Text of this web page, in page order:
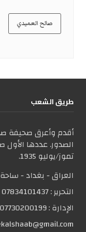
صالح العميدي
طریق الشعب
أقدم وأعرق صحيفة
تموز/يوليو 1935.
العراق - بغداد -
التحریر :07834101437
الإدارة :07730200199